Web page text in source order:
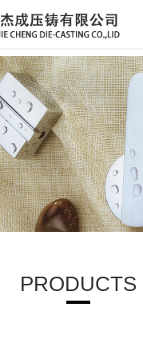
PRODUCTS